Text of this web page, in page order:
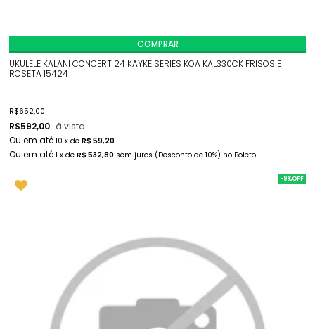
UKULELE KALANI CONCERT 24 KAYKE SERIES KOA KAL330CK FRISOS E
ROSETA 15424
R$652,00
R$592,00 à vista
10 x de R$ 59,20
1 x de R$ 532,80 sem juros (Desconto de 10%) no Boleto
COMPRAR
-9%